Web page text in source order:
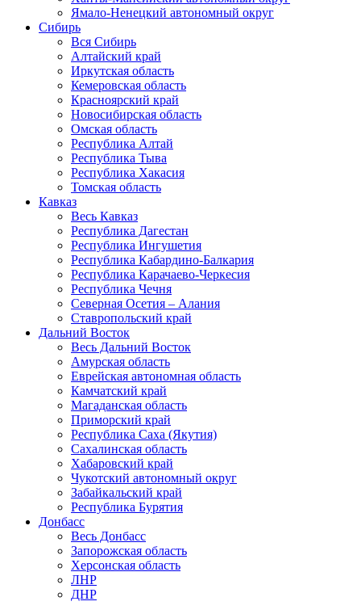
Ямало-Ненецкий автономный округ
Сибирь
Вся Сибирь
Алтайский край
Иркутская область
Кемеровская область
Красноярский край
Новосибирская область
Омская область
Республика Алтай
Республика Тыва
Республика Хакасия
Томская область
Кавказ
Весь Кавказ
Республика Дагестан
Республика Ингушетия
Республика Кабардино-Балкария
Республика Карачаево-Черкесия
Республика Чечня
Северная Осетия – Алания
Ставропольский край
Дальний Восток
Весь Дальний Восток
Амурская область
Еврейская автономная область
Камчатский край
Магаданская область
Приморский край
Республика Саха (Якутия)
Сахалинская область
Хабаровский край
Чукотский автономный округ
Забайкальский край
Республика Бурятия
Донбасс
Весь Донбасс
Запорожская область
Херсонская область
ЛНР
ДНР